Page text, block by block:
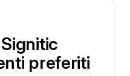
preferiti